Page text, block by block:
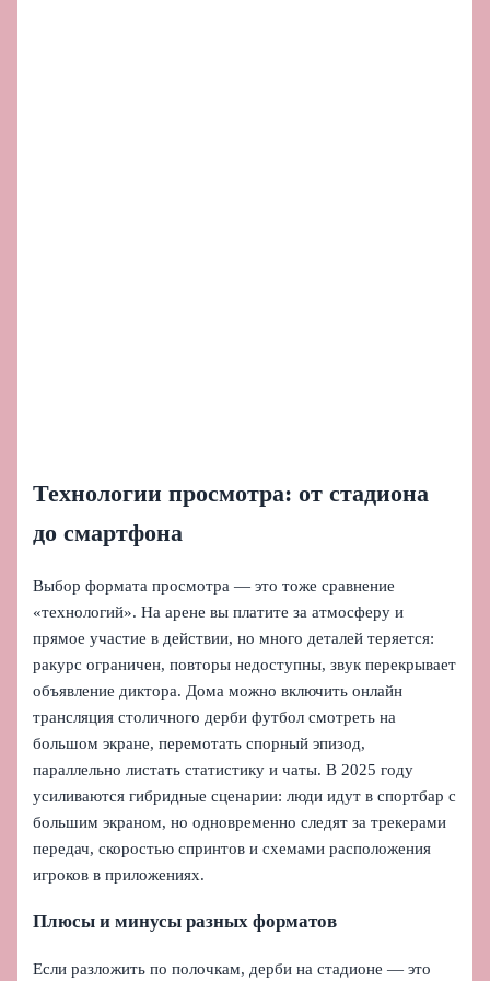
Технологии просмотра: от стадиона
до смартфона
Выбор формата просмотра — это тоже сравнение
«технологий». На арене вы платите за атмосферу и
прямое участие в действии, но много деталей теряется:
ракурс ограничен, повторы недоступны, звук перекрывает
объявление диктора. Дома можно включить онлайн
трансляция столичного дерби футбол смотреть на
большом экране, перемотать спорный эпизод,
параллельно листать статистику и чаты. В 2025 году
усиливаются гибридные сценарии: люди идут в спортбар с
большим экраном, но одновременно следят за трекерами
передач, скоростью спринтов и схемами расположения
игроков в приложениях.
Плюсы и минусы разных форматов
Если разложить по полочкам, дерби на стадионе — это